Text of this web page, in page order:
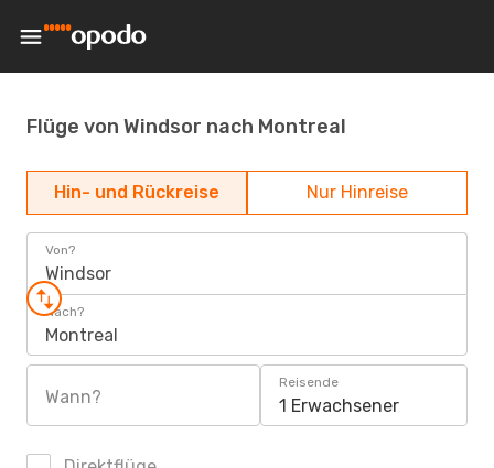
Flüge von Windsor nach Montreal
Hin- und Rückreise Nur Hinreise
Von?
Windsor
Nach?
Montreal
Wann?
Reisende
1 Erwachsener